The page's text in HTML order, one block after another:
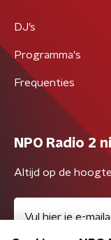
DJ’s
Programma's
Frequenties
NPO Radio 2
Altijd op de